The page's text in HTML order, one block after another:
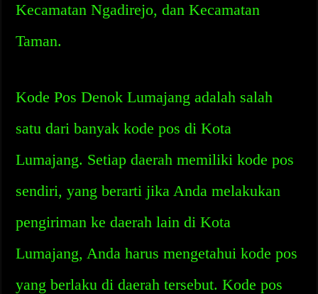
Kecamatan Ngadirejo, dan Kecamatan
Taman.
Kode Pos Denok Lumajang adalah salah
satu dari banyak kode pos di Kota
Lumajang. Setiap daerah memiliki kode pos
sendiri, yang berarti jika Anda melakukan
pengiriman ke daerah lain di Kota
Lumajang, Anda harus mengetahui kode pos
yang berlaku di daerah tersebut. Kode pos